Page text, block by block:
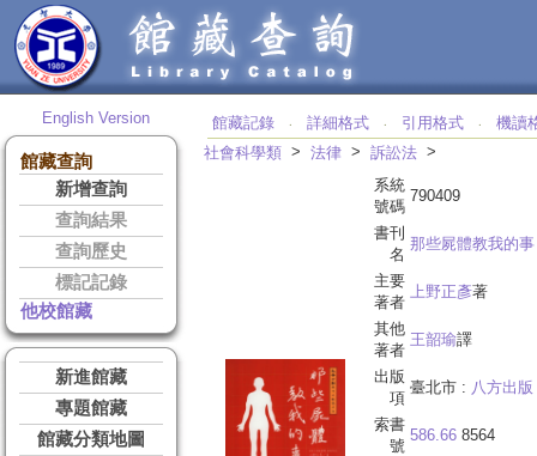
English Version
館藏查詢
新增查詢
查詢結果
查詢歷史
標記記錄
他校館藏
新進館藏
專題館藏
館藏分類地圖
館藏記錄 ‧ 詳細格式 ‧ 引用格式 ‧
機讀
社會科學類 > 法律 > 訴訟法 >
系統
號碼
790409
書刊
名
那些屍體教我的事
主要
著者
上野正彥著
其他
著者
王韶瑜譯
出版
項
臺北市 : 八方出版
索書
號
586.66 8564